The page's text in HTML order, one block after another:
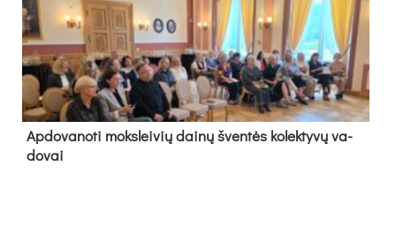
Ap­do­va­no­ti moks­lei­vių dai­nų šven­tės ko­lek­ty­vų va­
do­vai